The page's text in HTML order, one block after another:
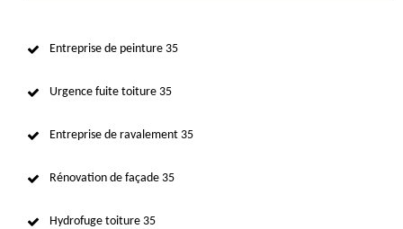
Entreprise de peinture 35
Urgence fuite toiture 35
Entreprise de ravalement 35
Rénovation de façade 35
Hydrofuge toiture 35